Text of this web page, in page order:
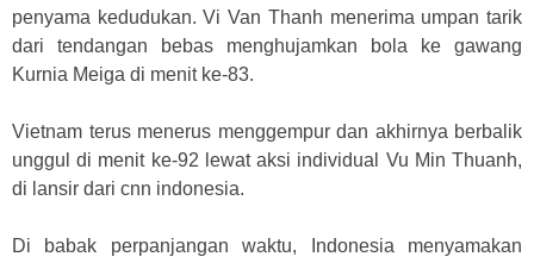
penyama kedudukan. Vi Van Thanh menerima umpan tarik
dari tendangan bebas menghujamkan bola ke gawang
Kurnia Meiga di menit ke-83.
Vietnam terus menerus menggempur dan akhirnya berbalik
unggul di menit ke-92 lewat aksi individual Vu Min Thuanh,
di lansir dari cnn indonesia.
Di babak perpanjangan waktu, Indonesia menyamakan